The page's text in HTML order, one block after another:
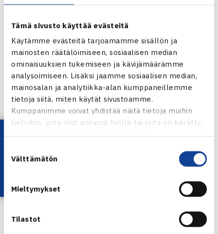
Tämä sivusto käyttää evästeitä
Käytämme evästeitä tarjoamamme sisällön ja
mainosten räätälöimiseen, sosiaalisen median
ominaisuuksien tukemiseen ja kävijämäärämme
analysoimiseen. Lisäksi jaamme sosiaalisen median,
mainosalan ja analytiikka-alan kumppaneillemme
tietoja siitä, miten käytät sivustoamme.
Kumppanimme voivat yhdistää näitä tietoja muihin
tietoihin, joita olet antanut heille tai joita on kerätty,
valinta
Välttämätön
Mieltymykset
Tilastot
Loppuottelu: Isak Arvidsson/Markus Eriksson Ruotsi –
Kivijärvi/Sillanpää 64 62
Turnauksen verkkosivut
Jaa:
Lataa OmaTennis!